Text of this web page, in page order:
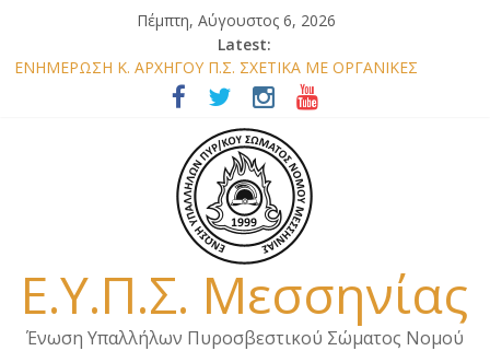
Πέμπτη, Αύγουστος 6, 2026
Latest:
ΕΝΗΜΕΡΩΣΗ Κ. ΑΡΧΗΓΟΥ Π.Σ. ΣΧΕΤΙΚΑ ΜΕ ΟΡΓΑΝΙΚΕΣ
ΘΕΣΕΙΣ ΝΟΜΟΥ ΜΕΣΣΗΝΙΑΣ 2026
ΕΝΗΜΕΡΩΣΗ ΜΕΛΩΝ – ΕΠΙΣΚΕΨΗ ΕΝΩΣΗΣ ΣΕ ΥΠΗΡΕΣΙΕΣ ΚΑΙ
ΚΛΙΜΑΚΙΑ ΤΟΥ ΝΟΜΟΥ ΜΑΣ
ΕΝΗΜΕΡΩΣΗ ΜΕΛΩΝ ΓΙΑ ΕΠΙΣΚΕΨΕΙΣ ΣΩΜΑΤΕΙΟΥ
ΕΝΗΜΕΡΩΣΗ ΜΕΛΩΝ – ΕΠΙΣΚΕΨΗ ΣΤΗΝ Π.Υ. Α/Δ ΚΑΛΑΜΑΤΑΣ
ΕΠΙΣΤΟΛΗ ΓΙΑ ΣΧΕΔΙΟ ΔΑΣΩΝ 2026
Ε.Υ.Π.Σ. Μεσσηνίας
Ένωση Υπαλλήλων Πυροσβεστικού Σώματος Νομού